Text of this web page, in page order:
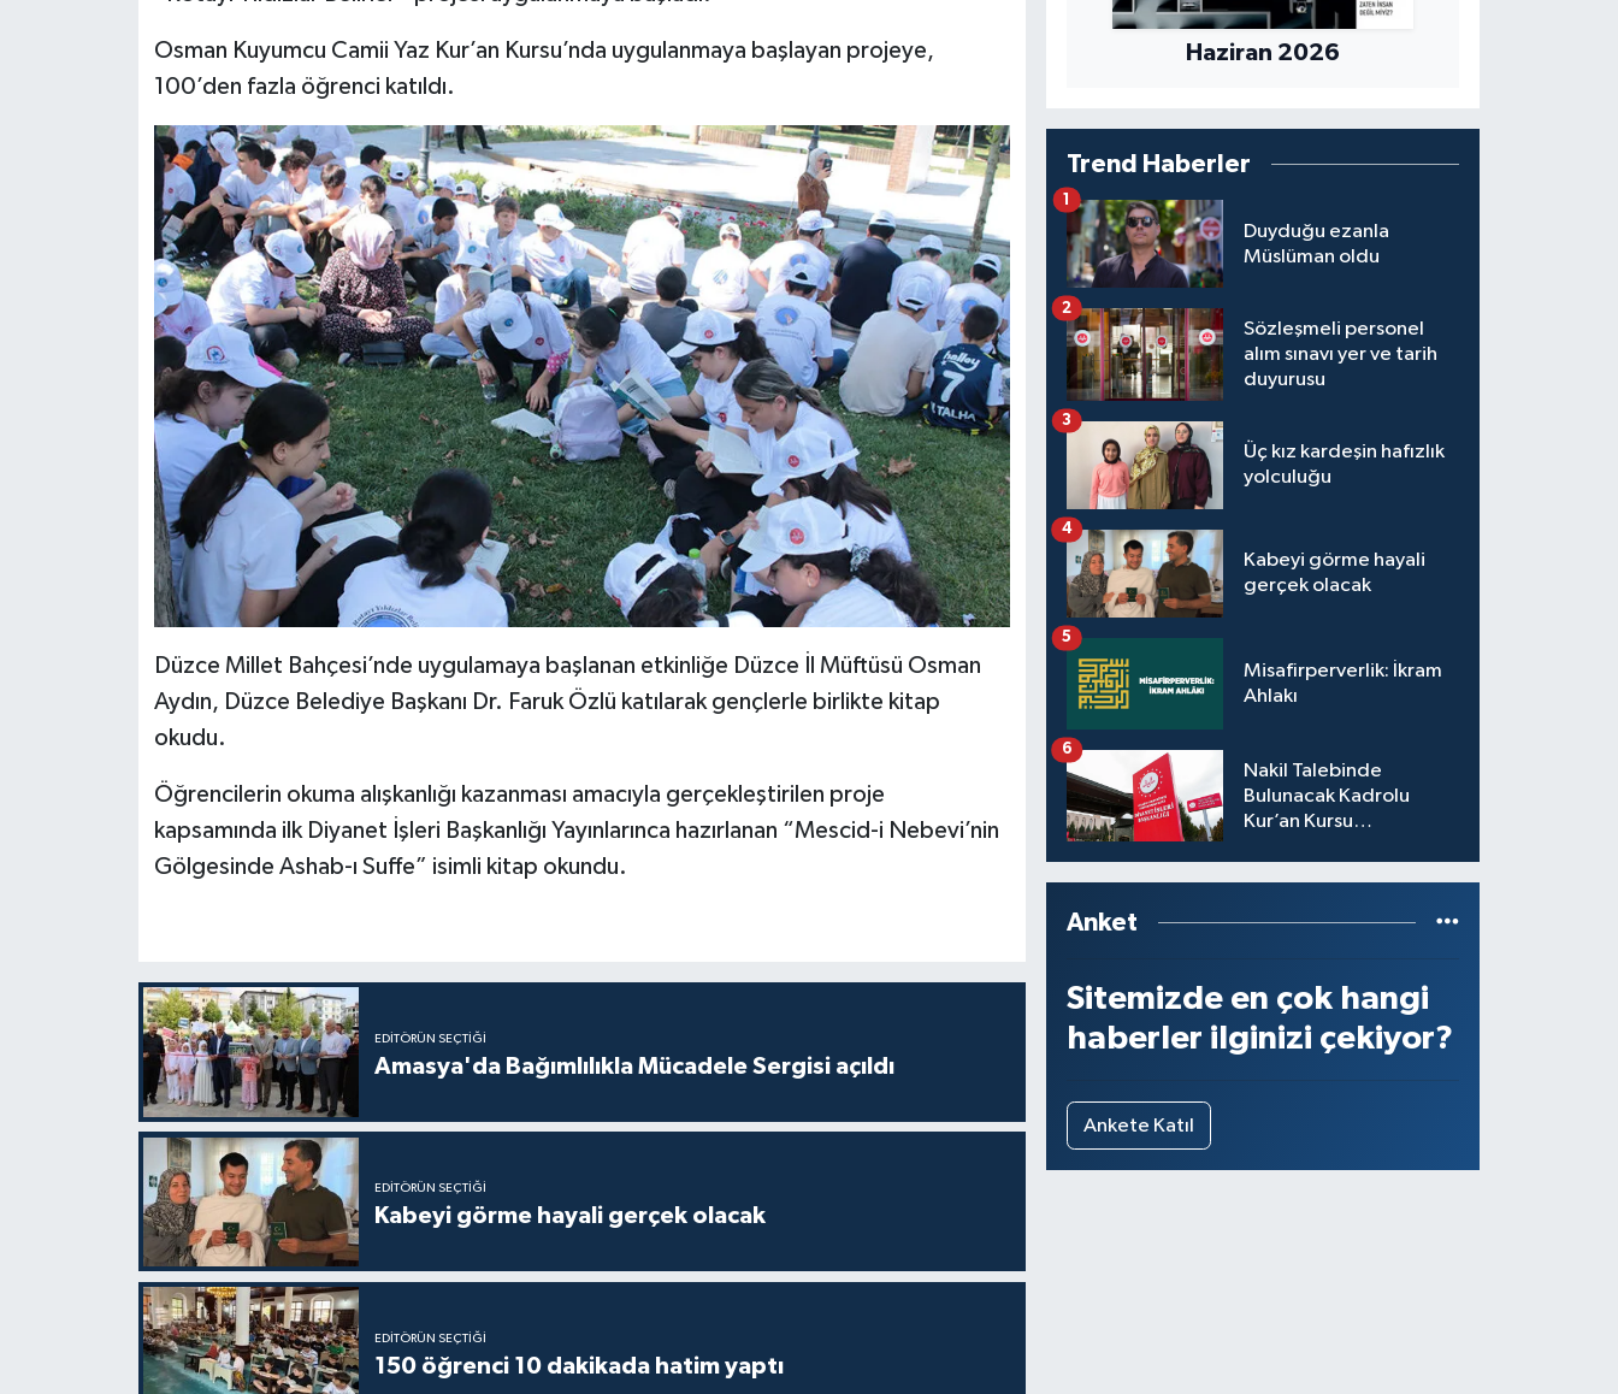
Osman Kuyumcu Camii Yaz Kur’an Kursu’nda uygulanmaya başlayan projeye,
100’den fazla öğrenci katıldı.
Düzce Millet Bahçesi’nde uygulamaya başlanan etkinliğe Düzce İl Müftüsü Osman
Aydın, Düzce Belediye Başkanı Dr. Faruk Özlü katılarak gençlerle birlikte kitap
okudu.
Öğrencilerin okuma alışkanlığı kazanması amacıyla gerçekleştirilen proje
kapsamında ilk Diyanet İşleri Başkanlığı Yayınlarınca hazırlanan “Mescid-i Nebevi’nin
Gölgesinde Ashab-ı Suffe” isimli kitap okundu.
EDITÖRÜN SEÇTIĞI
Amasya'da Bağımlılıkla Mücadele Sergisi açıldı
EDITÖRÜN SEÇTIĞI
Kabeyi görme hayali gerçek olacak
EDITÖRÜN SEÇTIĞI
150 öğrenci 10 dakikada hatim yaptı
Haziran 2026
Trend Haberler
Duyduğu ezanla
Müslüman oldu
1
Sözleşmeli personel
alım sınavı yer ve tarih
duyurusu
2
Üç kız kardeşin hafızlık
yolculuğu
3
Kabeyi görme hayali
gerçek olacak
4
Misafirperverlik: İkram
Ahlakı
5
Nakil Talebinde
Bulunacak Kadrolu
Kur’an Kursu
6
Anket
Sitemizde en çok hangi
haberler ilginizi çekiyor?
Ankete Katıl
Bitlis Müftülüğü
Burdur Müftülüğü
Bursa Müftülüğü
Çanakkale Müftülüğü
Çankırı Müftülüğü
Çorum Müftülüğü
Denizli Müftülüğü
Diyarbakır Müftülüğü
Düzce Müftülüğü
Edirne Müftülüğü
Elazığ Müftülüğü
Erzincan Müftülüğü
Erzurum Müftülüğü
Giresun Müftülüğü
Gümüşhane Müftülüğü
Hakkari Müftülüğü
Hatay Müftülüğü
Iğdır Müftülüğü
Isparta Müftülüğü
Duyurular
Bilim, Teknoloji
Biyografiler
Diyanet TV
İhtida Haberleri